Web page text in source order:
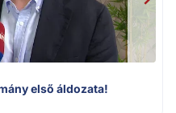
első áldozata!